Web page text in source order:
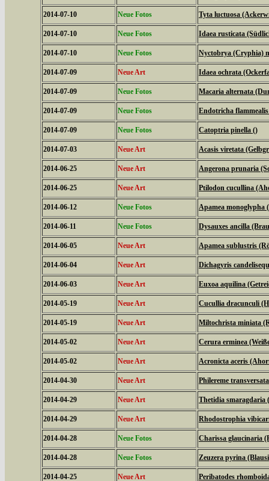
2014-07-10 Neue Fotos Tyta luctuosa
2014-07-10 Neue Fotos Idaea rusticata
2014-07-10 Neue Fotos Nyctobrya (Cryphia)
2014-07-09 Neue Art Idaea ochrata
2014-07-09 Neue Fotos Macaria alternata
2014-07-09 Neue Fotos Endotricha
2014-07-09 Neue Fotos Catoptria pinella ()
2014-07-03 Neue Art Acasis viretata
2014-06-25 Neue Art Angerona prunaria
2014-06-25 Neue Art Ptilodon cucullina
2014-06-12 Neue Fotos Apamea monoglypha
2014-06-11 Neue Fotos Dysauxes ancilla
2014-06-05 Neue Art Apamea sublustris
2014-06-04 Neue Art Dichagyris
2014-06-03 Neue Art Euxoa aquilina
2014-05-19 Neue Art Cucullia dracunculi
2014-05-19 Neue Art Miltochrista miniata
2014-05-02 Neue Art Cerura erminea
2014-05-02 Neue Art Acronicta aceris
2014-04-30 Neue Art Philereme
2014-04-29 Neue Art Thetidia smaragdaria
2014-04-29 Neue Art Rhodostrophia
2014-04-28 Neue Fotos Charissa glaucinaria
2014-04-28 Neue Fotos Zeuzera pyrina
2014-04-25 Neue Art Peribatodes